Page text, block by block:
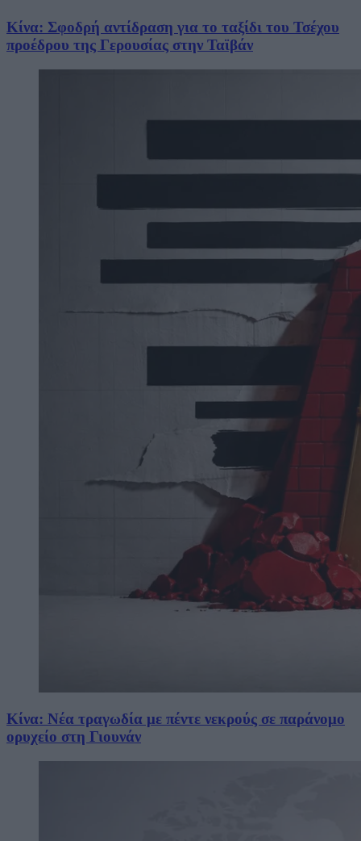
Κίνα: Σφοδρή αντίδραση για το ταξίδι του Τσέχου
προέδρου της Γερουσίας στην Ταϊβάν
Κίνα: Νέα τραγωδία με πέντε νεκρούς σε παράνομο
ορυχείο στη Γιουνάν